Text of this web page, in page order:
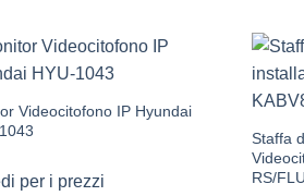
Videocitofono IP Hyundai
per i prezzi
Staffa
RS/